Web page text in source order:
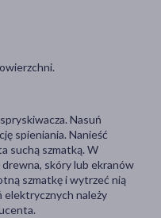
Nasuń
spieniania. Nanieść
suchą szmatką. W
skóry lub ekranów
szmatkę i wytrzeć nią
elektrycznych należy